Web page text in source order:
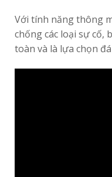
Với tính năng thông
chống các loại sự cố,
toàn và là lựa chọn